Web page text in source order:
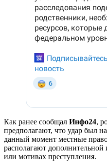
Как ранее сообщал Инфо24,
предполагают, что удар был
данный момент местные
располагают
или мотивах преступления.